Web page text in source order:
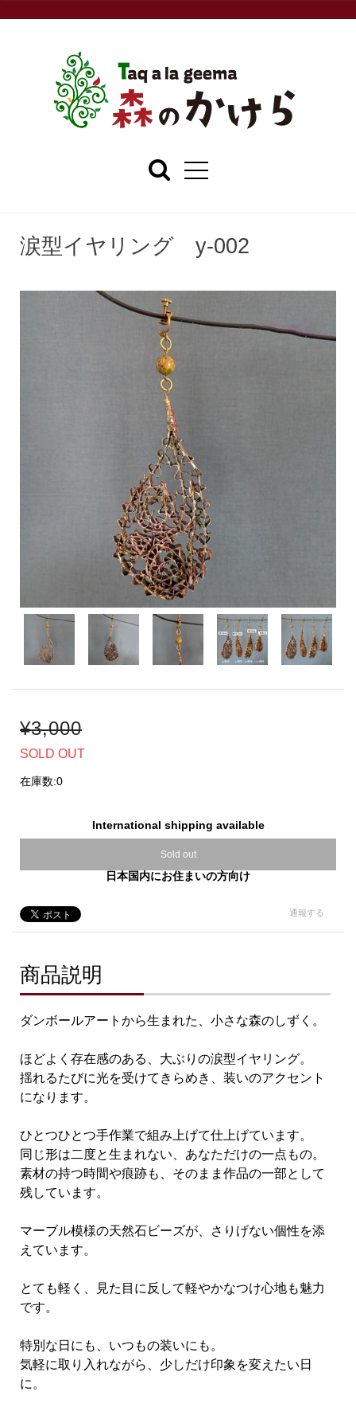
涙型イヤリング y-002
¥3,000
SOLD OUT
在庫数:0
International shipping available
Sold out
日本国内にお住まいの方向け
通報する
商品説明
ダンボールアートから生まれた、小さな森のしずく。
ほどよく存在感のある、大ぶりの涙型イヤリング。
揺れるたびに光を受けてきらめき、装いのアクセント
になります。
ひとつひとつ手作業で組み上げて仕上げています。
同じ形は二度と生まれない、あなただけの一点もの。
素材の持つ時間や痕跡も、そのまま作品の一部として
残しています。
マーブル模様の天然石ビーズが、さりげない個性を添
えています。
とても軽く、見た目に反して軽やかなつけ心地も魅力
です。
特別な日にも、いつもの装いにも。
気軽に取り入れながら、少しだけ印象を変えたい日
に。